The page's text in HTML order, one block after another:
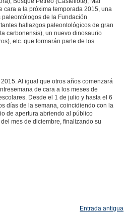
cara a la próxima temporada 2015, una
de la Fundación
hallazgos paleontológicos de gran
carbonensis), un nuevo dinosaurio
etc. que formarán parte de los
Al igual que otros años comenzará
de cara a los meses de
Desde el 1 de julio y hasta el 6
días de la semana, coincidiendo con la
de apertura abriendo al público
mes de diciembre, finalizando su
Entrada antigua